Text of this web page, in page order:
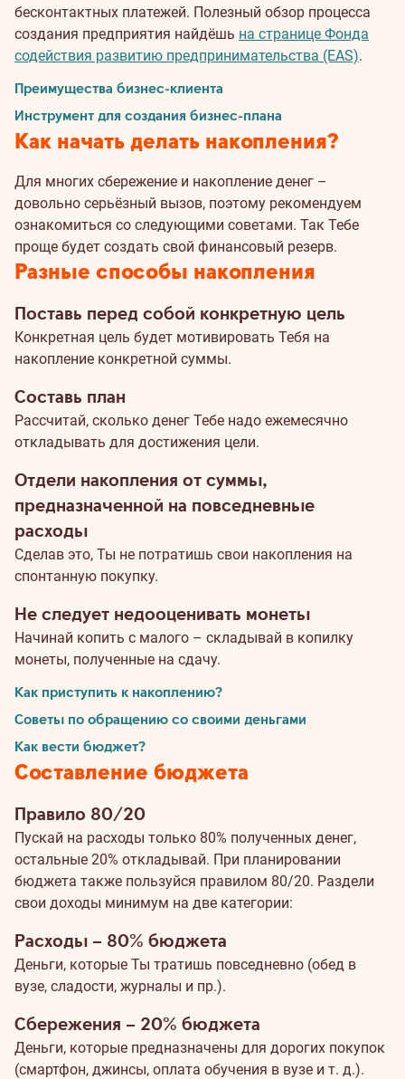
бесконтактных платежей. Полезный обзор процесса
создания предприятия найдёшь на странице Фонда
содействия развитию предпринимательства (EAS).
Преимущества бизнес-клиента
Инструмент для создания бизнес-плана
Как начать делать накопления?
Для многих сбережение и накопление денег –
довольно серьёзный вызов, поэтому рекомендуем
ознакомиться со следующими советами. Так Тебе
проще будет создать свой финансовый резерв.
Разные способы накопления
Поставь перед собой конкретную цель
Конкретная цель будет мотивировать Тебя на
накопление конкретной суммы.
Составь план
Рассчитай, сколько денег Тебе надо ежемесячно
откладывать для достижения цели.
Отдели накопления от суммы,
предназначенной на повседневные
расходы
Сделав это, Ты не потратишь свои накопления на
спонтанную покупку.
Не следует недооценивать монеты
Начинай копить с малого – складывай в копилку
монеты, полученные на сдачу.
Как приступить к накоплению?
Советы по обращению со своими деньгами
Как вести бюджет?
Составление бюджета
Правило 80/20
Пускай на расходы только 80% полученных денег,
остальные 20% откладывай. При планировании
бюджета также пользуйся правилом 80/20. Раздели
свои доходы минимум на две категории:
Расходы – 80% бюджета
Деньги, которые Ты тратишь повседневно (обед в
вузе, сладости, журналы и пр.).
Сбережения – 20% бюджета
Деньги, которые предназначены для дорогих покупок
(смартфон, джинсы, оплата обучения в вузе и т. д.).